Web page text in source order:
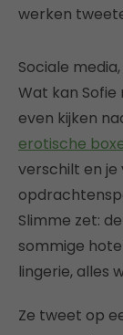
werken
Sociale
Wat kan Sofie
even kijken
erotische
verschilt en je
Slimme zet:
sommige
lingerie, alles
Ze tweet op